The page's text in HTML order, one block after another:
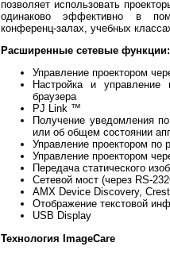
позволяет использовать
одинаково эффективно в
конференц-залах, учебных
Расширенныe сетевые функции:
Управление проектором
Настройка и
браузера
PJ Link ™
Получение уведомления
или об общем состоянии
Управление проектором по
Управление проектором
Передача статического
Сетевой мост (через RS-
AMX Device Discovery,
Отображение текстовой
USB Display
Технология ImageCare